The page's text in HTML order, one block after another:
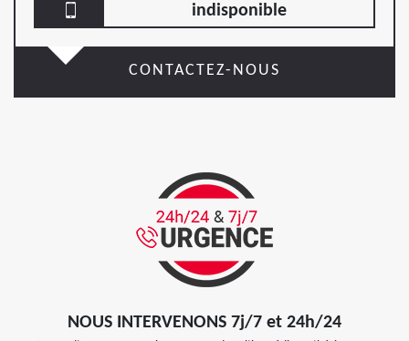
indisponible
CONTACTEZ-NOUS
NOUS INTERVENONS 7j/7 et 24h/24